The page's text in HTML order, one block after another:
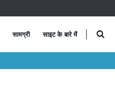
सामग्री साइट के बारे में